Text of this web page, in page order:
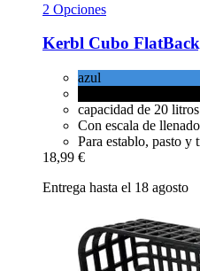
2 Opciones
Kerbl Cubo
azul
capacidad de 20 litros
Con escala de llenado
Para establo, pasto y
18,99 €
Entrega hasta el 18 agosto